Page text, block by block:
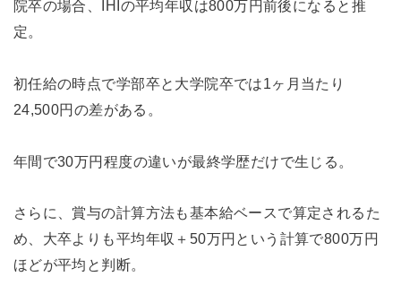
院卒の場合、IHIの平均年収は800万円前後になると推
定。
初任給の時点で学部卒と大学院卒では1ヶ月当たり
24,500円の差がある。
年間で30万円程度の違いが最終学歴だけで生じる。
さらに、賞与の計算方法も基本給ベースで算定されるた
め、大卒よりも平均年収＋50万円という計算で800万円
ほどが平均と判断。